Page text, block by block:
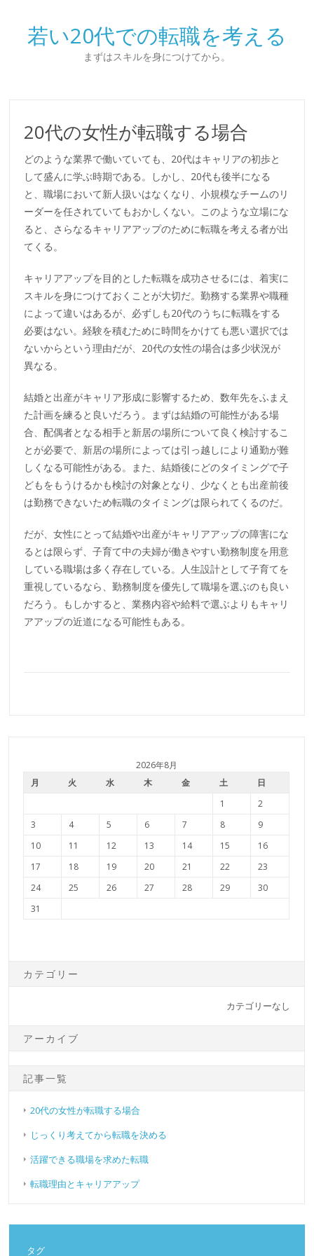
若い20代での転職を考える
まずはスキルを身につけてから。
20代の女性が転職する場合
どのような業界で働いていても、20代はキャリアの初歩と
して盛んに学ぶ時期である。しかし、20代も後半になる
と、職場において新人扱いはなくなり、小規模なチームのリ
ーダーを任されていてもおかしくない。このような立場にな
ると、さらなるキャリアアップのために転職を考える者が出
てくる。
キャリアアップを目的とした転職を成功させるには、着実に
スキルを身につけておくことが大切だ。勤務する業界や職種
によって違いはあるが、必ずしも20代のうちに転職をする
必要はない。経験を積むために時間をかけても悪い選択では
ないからという理由だが、20代の女性の場合は多少状況が
異なる。
結婚と出産がキャリア形成に影響するため、数年先をふまえ
た計画を練ると良いだろう。まずは結婚の可能性がある場
合、配偶者となる相手と新居の場所について良く検討するこ
とが必要で、新居の場所によっては引っ越しにより通勤が難
しくなる可能性がある。また、結婚後にどのタイミングで子
どもをもうけるかも検討の対象となり、少なくとも出産前後
は勤務できないため転職のタイミングは限られてくるのだ。
だが、女性にとって結婚や出産がキャリアアップの障害にな
るとは限らず、子育て中の夫婦が働きやすい勤務制度を用意
している職場は多く存在している。人生設計として子育てを
重視しているなら、勤務制度を優先して職場を選ぶのも良い
だろう。もしかすると、業務内容や給料で選ぶよりもキャリ
アアップの近道になる可能性もある。
2026年8月
月
火 水 木 金 土
日
1
2
3
4 5 6 7 8
9
10
11 12 13 14 15
16
17
18 19 20 21 22
23
24
25 26 27 28 29
30
31
カテゴリー
カテゴリーなし
アーカイブ
記事一覧
20代の女性が転職する場合
じっくり考えてから転職を決める
活躍できる職場を求めた転職
転職理由とキャリアアップ
タグ